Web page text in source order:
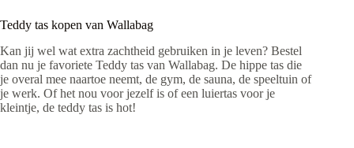
Teddy tas kopen van Wallabag
Kan jij wel wat extra zachtheid gebruiken in je leven? Bestel
dan nu je favoriete Teddy tas van Wallabag. De hippe tas die
je overal mee naartoe neemt, de gym, de sauna, de speeltuin of
je werk. Of het nou voor jezelf is of een luiertas voor je
kleintje, de teddy tas is hot!